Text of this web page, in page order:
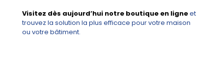
Visitez dès aujourd’hui notre boutique en ligneet
trouvez la solution la plus efficace pour votre maison
ou votre bâtiment.